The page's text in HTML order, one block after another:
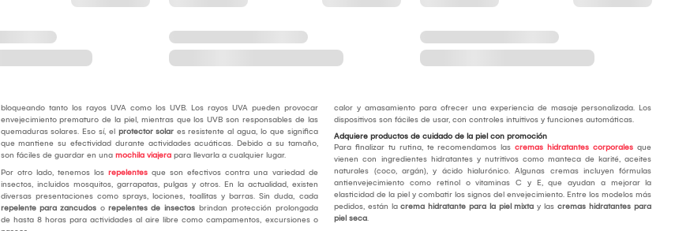
bloqueando tanto los rayos UVA como los UVB. Los rayos UVA pueden provocar
envejecimiento prematuro de la piel, mientras que los UVB son responsables de las
quemaduras solares. Eso sí, el protector solares resistente al agua, lo que significa
que mantiene su efectividad durante actividades acuáticas. Debido a su tamaño,
son fáciles de guardar en unamochila viajerapara llevarla a cualquier lugar.
Por otro lado, tenemos losrepelentesque son efectivos contra una variedad de
insectos, incluidos mosquitos, garrapatas, pulgas y otros. En la actualidad, existen
diversas presentaciones como sprays, lociones, toallitas y barras. Sin duda, cada
repelente para zancudos o repelentes de insectosbrindan protección prolongada
de hasta 8 horas para actividades al aire libre como campamentos, excursiones o
calor y amasamiento para ofrecer una experiencia de masaje personalizada. Los
dispositivos son fáciles de usar, con controles intuitivos y funciones automáticas.
Adquiere productos de cuidado de la piel con promoción
Para finalizar tu rutina, te recomendamos las cremas hidratantes corporales que
vienen con ingredientes hidratantes y nutritivos como manteca de karité, aceites
naturales (coco, argán), y ácido hialurónico. Algunas cremas incluyen fórmulas
antienvejecimiento como retinol o vitaminas C y E, que ayudan a mejorar la
elasticidad de la piel y combatir los signos del envejecimiento. Entre los modelos más
pedidos, están lacrema hidratante para la piel mixta y lascremas hidratantes para
piel seca.